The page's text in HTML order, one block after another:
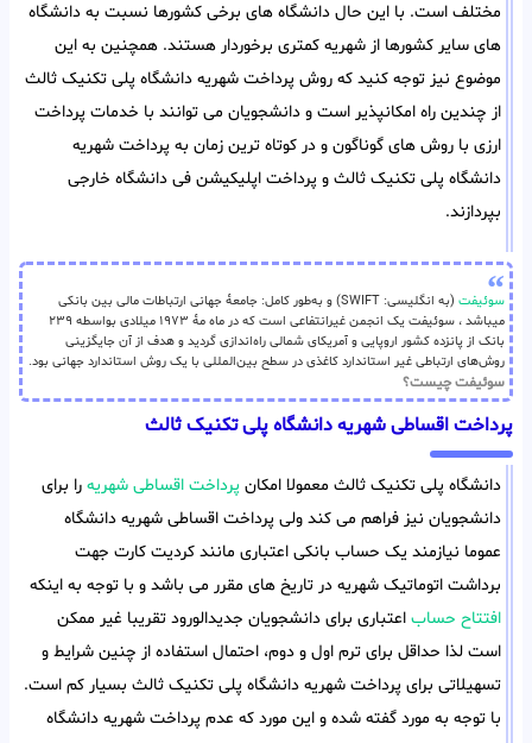
مختلف است. با این حال دانشگاه های برخی کشورها نسبت به دانشگاه
های سایر کشورها از شهریه کمتری برخوردار هستند. همچنین به این
موضوع نیز توجه کنید که روش پرداخت شهریه دانشگاه پلی تکنیک ثالث
از چندین راه امکانپذیر است و دانشجویان می توانند با خدمات پرداخت
ارزی با روش های گوناگون و در کوتاه ترین زمان به پرداخت شهریه
دانشگاه پلی تکنیک ثالث و پرداخت اپلیکیشن فی دانشگاه خارجی
بپردازند.
سوئیفت
(به انگلیسی: SWIFT) و به‌طور کامل: جامعهٔ جهانی ارتباطات مالی بین بانکی
میباشد ، سوئیفت یک انجمن غیرانتفاعی است که در ماه مهٔ ۱۹۷۳ میلادی بواسطه ۲۳۹
بانک از پانزده کشور اروپایی و آمریکای شمالی راه‌اندازی گردید و هدف از آن جایگزینی
روش‌های ارتباطی غیر استاندارد کاغذی در سطح بین‌المللی با یک روش استاندارد جهانی بود.
سوئیفت چیست؟
پرداخت اقساطی شهریه دانشگاه پلی تکنیک ثالث
دانشگاه پلی تکنیک ثالث معمولا امکان پرداخت اقساطی شهریه را برای
دانشجویان نیز فراهم می کند ولی پرداخت اقساطی شهریه دانشگاه
عموما نیازمند یک حساب بانکی اعتباری مانند کردیت کارت جهت
برداشت اتوماتیک شهریه در تاریخ های مقرر می باشد و با توجه به اینکه
افتتاح حساب اعتباری برای دانشجویان جدیدالورود تقریبا غیر ممکن
است لذا حداقل برای ترم اول و دوم، احتمال استفاده از چنین شرایط و
تسهیلاتی برای پرداخت شهریه دانشگاه پلی تکنیک ثالث بسیار کم است.
با توجه به مورد گفته شده و این مورد که عدم پرداخت شهریه دانشگاه